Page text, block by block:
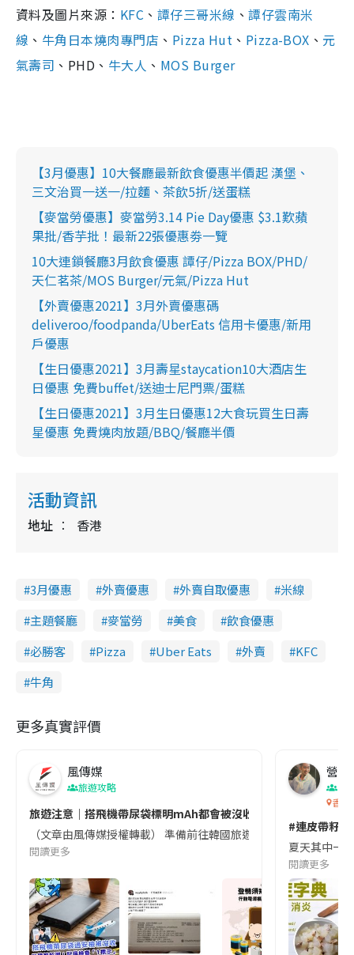
資料及圖片來源： KFC 、 譚仔三哥米線 、譚仔雲南米
線 、 牛角日本燒肉專門店 、 Pizza Hut 、 Pizza-BOX 、 元
氣壽司 、PHD、 牛大人 、 MOS Burger
【3月優惠】10大餐廳最新飲食優惠半價起 漢堡、
三文治買一送一/拉麵、茶飲5折/送蛋糕
【麥當勞優惠】麥當勞3.14 Pie Day優惠 $3.1歎蘋
果批/香芋批！最新22張優惠劵一覽
10大連鎖餐廳3月飲食優惠 譚仔/Pizza BOX/PHD/
天仁茗茶/MOS Burger/元氣/Pizza Hut
【外賣優惠2021】3月外賣優惠碼
deliveroo/foodpanda/UberEats 信用卡優惠/新用
戶優惠
【生日優惠2021】3月壽星staycation10大酒店生
日優惠 免費buffet/送迪士尼門票/蛋糕
【生日優惠2021】3月生日優惠12大食玩買生日壽
星優惠 免費燒肉放題/BBQ/餐廳半價
活動資訊
地址 香港
3月優惠 外賣優惠 外賣自取優惠
米線
主題餐廳
麥當勞 美食
飲食優惠
必勝客
Pizza Uber Eats 外賣
KFC
牛角
更多真實評價
風傳媒
旅遊攻略
旅遊注意｜搭飛機帶尿袋標明mAh都會被沒收😱出發前切記檢查
（文章由風傳媒授權轉載） 準備前往韓國旅遊的民眾，近期要
閱讀更多
營養
香港
#連皮帶籽
夏天其中一
閱讀更多